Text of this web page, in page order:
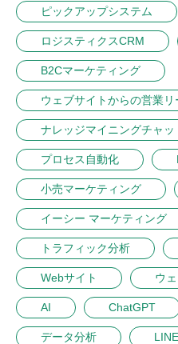
ピックアップシステム
ロジスティクスCRM
B2Cマーケティング
ウェブサイトからの営業リ
ナレッジマイニングチャッ
プロセス自動化
小売マーケティング
イーシー マーケティング
トラフィック分析
Webサイト ウ
AI ChatGPT
データ分析 LINE